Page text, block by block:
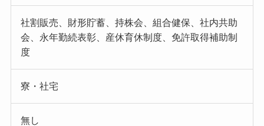
社割販売、財形貯蓄、持株会、組合健保、社内共助
会、永年勤続表彰、産休育休制度、免許取得補助制
度
寮・社宅
無し